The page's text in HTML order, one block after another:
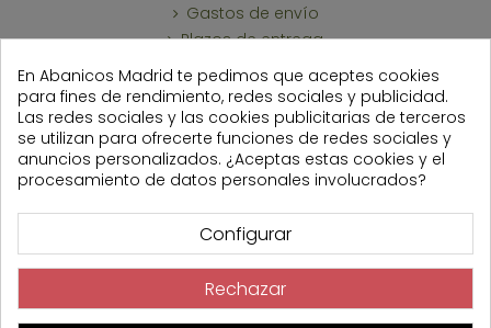
Gastos de envío
Plazos de entrega
Términos y condiciones
2026 © Abanicos Madrid ® - Todos los derechos
reservados
En Abanicos Madrid te pedimos que aceptes cookies
para fines de rendimiento, redes sociales y publicidad.
Las redes sociales y las cookies publicitarias de terceros
se utilizan para ofrecerte funciones de redes sociales y
anuncios personalizados. ¿Aceptas estas cookies y el
procesamiento de datos personales involucrados?
Configurar
Rechazar